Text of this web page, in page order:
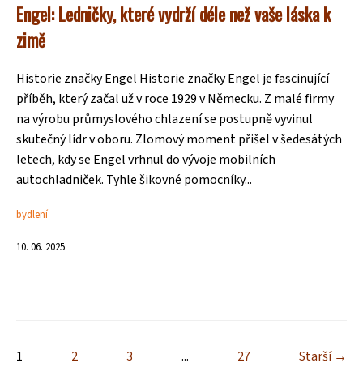
Engel: Ledničky, které vydrží déle než vaše láska k
zimě
Historie značky Engel Historie značky Engel je fascinující
příběh, který začal už v roce 1929 v Německu. Z malé firmy
na výrobu průmyslového chlazení se postupně vyvinul
skutečný lídr v oboru. Zlomový moment přišel v šedesátých
letech, kdy se Engel vrhnul do vývoje mobilních
autochladniček. Tyhle šikovné pomocníky...
bydlení
10. 06. 2025
1 2 3 ... 27 Starší →